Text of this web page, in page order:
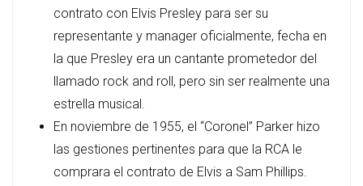
contrato con Elvis Presley para ser su
representante y manager oficialmente, fecha en
la que Presley era un cantante prometedor del
llamado rock and roll, pero sin ser realmente una
estrella musical.
En noviembre de 1955, el “Coronel” Parker hizo
las gestiones pertinentes para que la RCA le
comprara el contrato de Elvis a Sam Phillips.